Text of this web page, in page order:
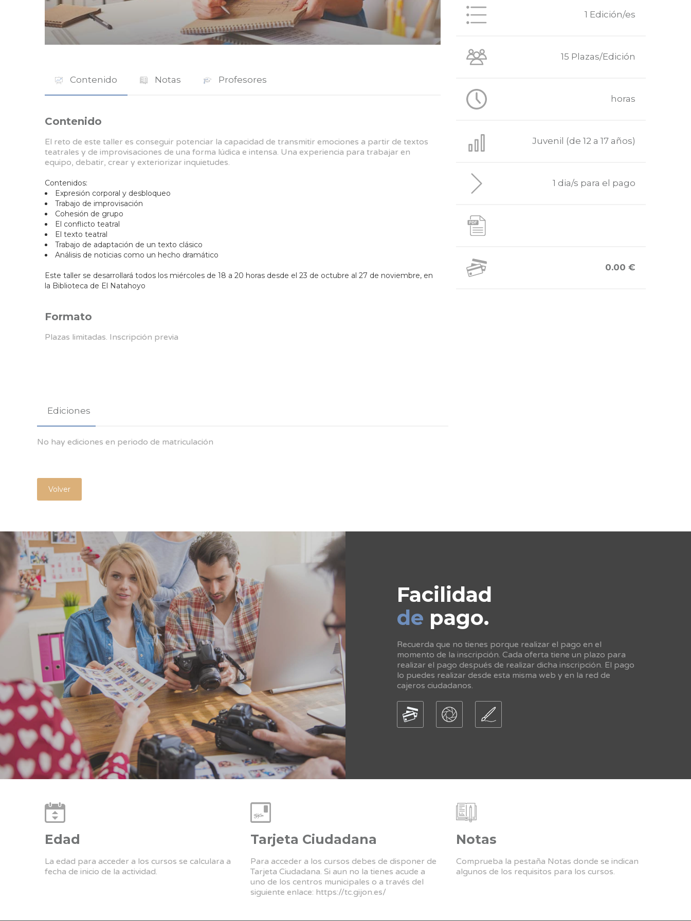
Contenido Notas Profesores
Contenido
El reto de este taller es conseguir potenciar la capacidad de transmitir emociones a partir de textos
teatrales y de improvisaciones de una forma lúdica e intensa. Una experiencia para trabajar en
equipo, debatir, crear y exteriorizar inquietudes.
Contenidos:
Expresión corporal y desbloqueo
Trabajo de improvisación
Cohesión de grupo
El conflicto teatral
El texto teatral
Trabajo de adaptación de un texto clásico
Análisis de noticias como un hecho dramático
Este taller se desarrollará todos los miércoles de 18 a 20 horas desde el 23 de octubre al 27 de noviembre, en
la Biblioteca de El Natahoyo
Formato
Plazas limitadas. Inscripción previa
Ediciones
No hay ediciones en periodo de matriculación
1 Edición/es
15 Plazas/Edición
horas
Juvenil (de 12 a 17 años)
1 dia/s para el pago
0.00 €
Volver
Facilidad
de pago.
Recuerda que no tienes porque realizar el pago en el
momento de la inscripción. Cada oferta tiene un plazo para
realizar el pago después de realizar dicha inscripción. El pago
lo puedes realizar desde esta misma web y en la red de
cajeros ciudadanos.
Edad
La edad para acceder a los cursos se calculara a
fecha de inicio de la actividad.
Tarjeta Ciudadana
Para acceder a los cursos debes de disponer de
Tarjeta Ciudadana. Si aun no la tienes acude a
uno de los centros municipales o a través del
siguiente enlace: https://tc.gijon.es/
Notas
Comprueba la pestaña Notas donde se indican
algunos de los requisitos para los cursos.